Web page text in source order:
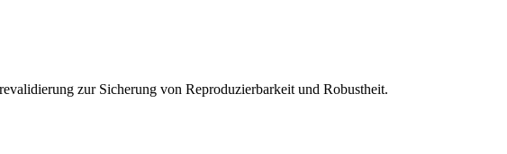
zur Sicherung von Reproduzierbarkeit und Robustheit.